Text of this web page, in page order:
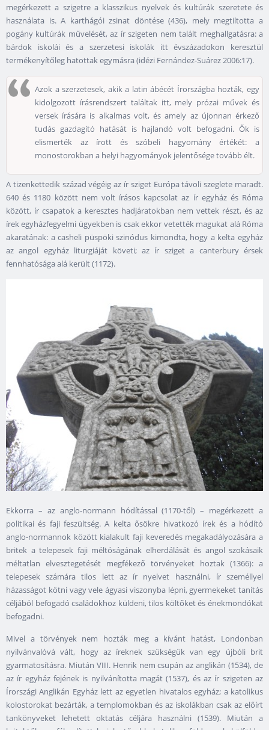
megérkezett a szigetre a klasszikus nyelvek és kultúrák szeretete és
használata is. A karthágói zsinat döntése (436), mely megtiltotta a
pogány kultúrák művelését, az ír szigeten nem talált meghallgatásra: a
bárdok iskolái és a szerzetesi iskolák itt évszázadokon keresztül
termékenyítőleg hatottak egymásra (idézi Fernández-Suárez 2006:17).
Azok a szerzetesek, akik a latin ábécét Írországba hozták, egy
kidolgozott írásrendszert találtak itt, mely prózai művek és
versek írására is alkalmas volt, és amely az újonnan érkező
tudás gazdagító hatását is hajlandó volt befogadni. Ők is
elismerték az írott és szóbeli hagyomány értékét: a
monostorokban a helyi hagyományok jelentősége tovább élt.
A tizenkettedik század végéig az ír sziget Európa távoli szeglete maradt.
640 és 1180 között nem volt írásos kapcsolat az ír egyház és Róma
között, ír csapatok a keresztes hadjáratokban nem vettek részt, és az
írek egyházfegyelmi ügyekben is csak ekkor vetették magukat alá Róma
akaratának: a casheli püspöki szinódus kimondta, hogy a kelta egyház
az angol egyház liturgiáját követi; az ír sziget a canterbury érsek
fennhatósága alá került (1172).
Ekkorra – az anglo-normann hódítással (1170-től) – megérkezett a
politikai és faji feszültség. A kelta ősökre hivatkozó írek és a hódító
anglo-normannok között kialakult faji keveredés megakadályozására a
britek a telepesek faji méltóságának elherdálását és angol szokásaik
méltatlan elvesztegetését megfékező törvényeket hoztak (1366): a
telepesek számára tilos lett az ír nyelvet használni, ír személlyel
házasságot kötni vagy vele ágyasi viszonyba lépni, gyermekeket tanítás
céljából befogadó családokhoz küldeni, tilos költőket és énekmondókat
befogadni.
Mivel a törvények nem hozták meg a kívánt hatást, Londonban
nyilvánvalóvá vált, hogy az íreknek szükségük van egy újbóli brit
gyarmatosításra. Miután VIII. Henrik nem csupán az anglikán (1534), de
az ír egyház fejének is nyilvánította magát (1537), és az ír szigeten az
Írországi Anglikán Egyház lett az egyetlen hivatalos egyház; a katolikus
kolostorokat bezárták, a templomokban és az iskolákban csak az előírt
tankönyveket lehetett oktatás céljára használni (1539). Miután a